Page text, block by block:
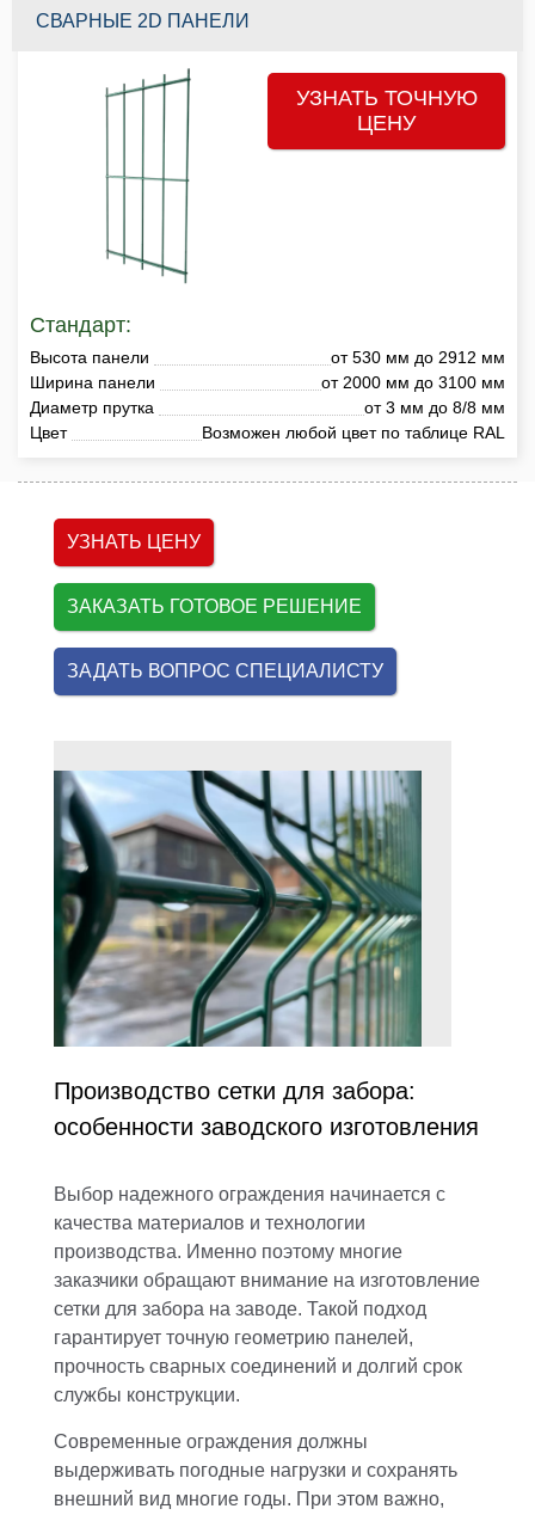
СВАРНЫЕ 2D ПАНЕЛИ
УЗНАТЬ ТОЧНУЮ
ЦЕНУ
Стандарт:
Высота панели
от 530 мм до 2912 мм
Ширина панели
от 2000 мм до 3100 мм
Диаметр прутка
от 3 мм до 8/8 мм
Цвет
Возможен любой цвет по таблице RAL
УЗНАТЬ ЦЕНУ
ЗАКАЗАТЬ ГОТОВОЕ РЕШЕНИЕ
ЗАДАТЬ ВОПРОС СПЕЦИАЛИСТУ
Производство сетки для забора:
особенности заводского изготовления
Выбор надежного ограждения начинается с
качества материалов и технологии
производства. Именно поэтому многие
заказчики обращают внимание на изготовление
сетки для забора на заводе. Такой подход
гарантирует точную геометрию панелей,
прочность сварных соединений и долгий срок
службы конструкции.
Современные ограждения должны
выдерживать погодные нагрузки и сохранять
внешний вид многие годы. При этом важно,